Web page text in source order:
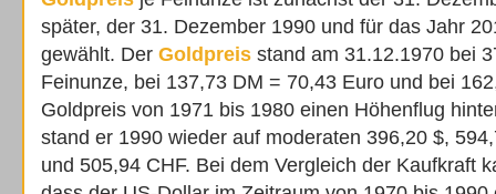
später, der 31. Dezember 1990 und für das Jahr
gewählt. Der Goldpreis stand am 31.12.1970 bei
Feinunze, bei 137,73 DM = 70,43 Euro und bei
Goldpreis von 1971 bis 1980 einen Höhenflug
stand er 1990 wieder auf moderaten 396,20 $,
und 505,94 CHF. Bei dem Vergleich der Kaufkraft